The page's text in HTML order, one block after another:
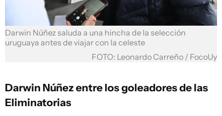
Darwin Núñez saluda a una hincha de la selección
uruguaya antes de viajar con la celeste
FOTO: Leonardo Carreño / FocoUy
Darwin Núñez entre los goleadores de las
Eliminatorias